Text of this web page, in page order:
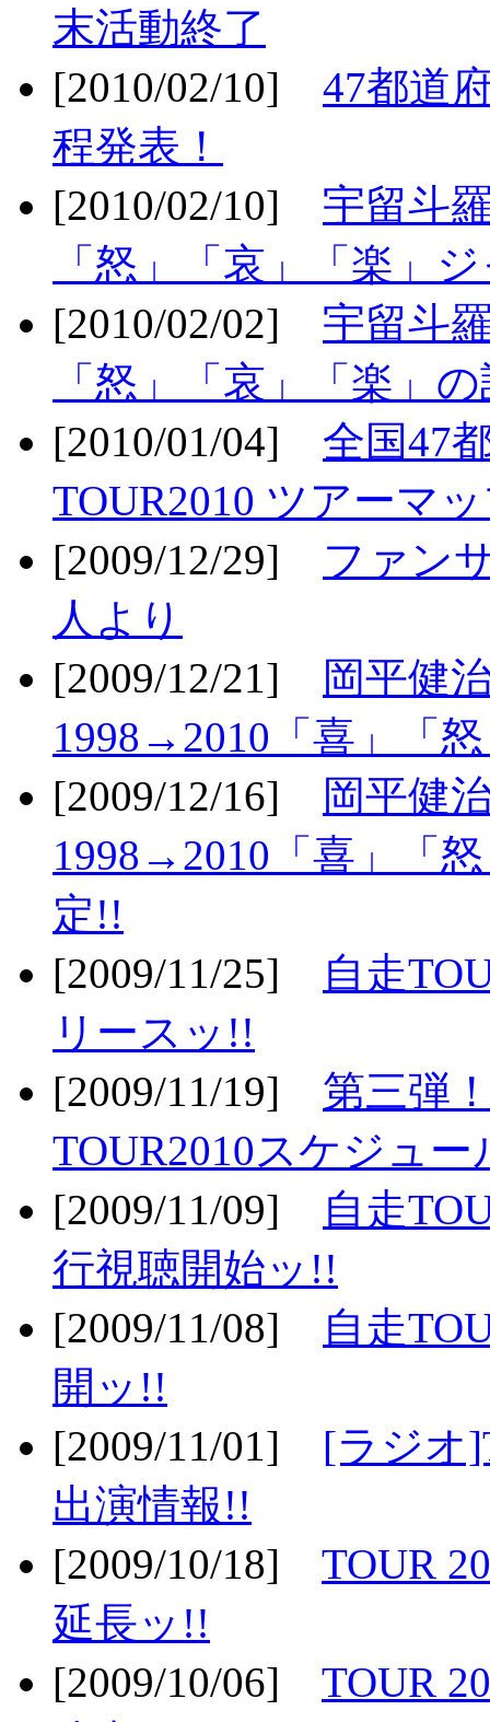
末活動終了
[2010/02/10] 47都道
程発表！
[2010/02/10] 宇留斗
「怒」「哀」「楽」
[2010/02/02] 宇留斗
「怒」「哀」「楽」
[2010/01/04] 全国47
TOUR2010 ツアーマ
[2009/12/29] ファン
人より
[2009/12/21]
岡平健
1998→2010「喜」「
[2009/12/16]
岡平健
1998→2010「喜」「
定!!
[2009/11/25]
自走
リースッ!!
[2009/11/19] 第三弾
TOUR2010スケジュー
[2009/11/09]
自走
行視聴開始ッ!!
[2009/11/08]
自走
開ッ!!
[2009/11/01] [ラジオ
出演情報!!
[2009/10/18] TOUR
延長ッ!!
[2009/10/06] TOUR